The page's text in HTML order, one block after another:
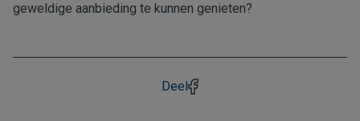
geweldige aanbieding te kunnen genieten?
Deel